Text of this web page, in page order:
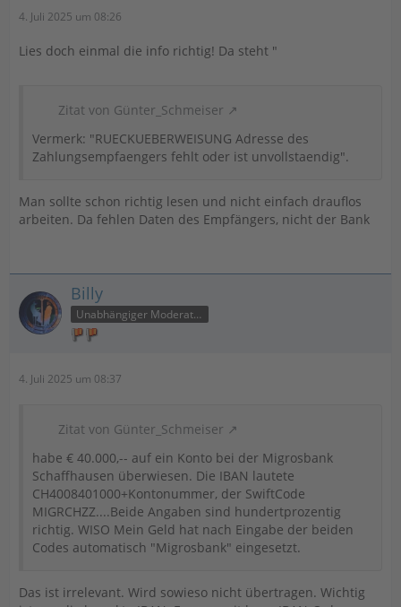
4. Juli 2025 um 08:26
Lies doch einmal die info richtig! Da steht "
Zitat von Günter_Schmeiser
Vermerk: "RUECKUEBERWEISUNG Adresse des
Zahlungsempfaengers fehlt oder ist unvollstaendig".
Man sollte schon richtig lesen und nicht einfach drauflos
arbeiten. Da fehlen Daten des Empfängers, nicht der Bank
Billy
Unabhängiger Moderator
4. Juli 2025 um 08:37
Zitat von Günter_Schmeiser
habe € 40.000,-- auf ein Konto bei der Migrosbank
Schaffhausen überwiesen. Die IBAN lautete
CH4008401000+Kontonummer, der SwiftCode
MIGRCHZZ....Beide Angaben sind hundertprozentig
richtig. WISO Mein Geld hat nach Eingabe der beiden
Codes automatisch "Migrosbank" eingesetzt.
Das ist irrelevant. Wird sowieso nicht übertragen. Wichtig